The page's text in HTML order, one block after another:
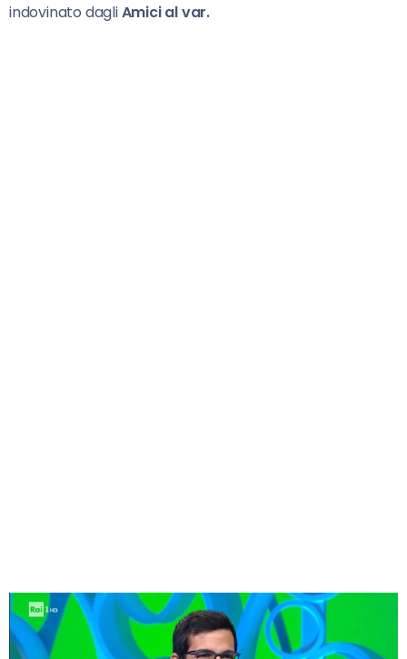
indovinato dagliAmici al var.